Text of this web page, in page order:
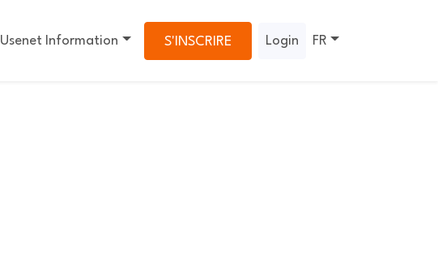
Usenet Information S'INSCRIRE Login FR